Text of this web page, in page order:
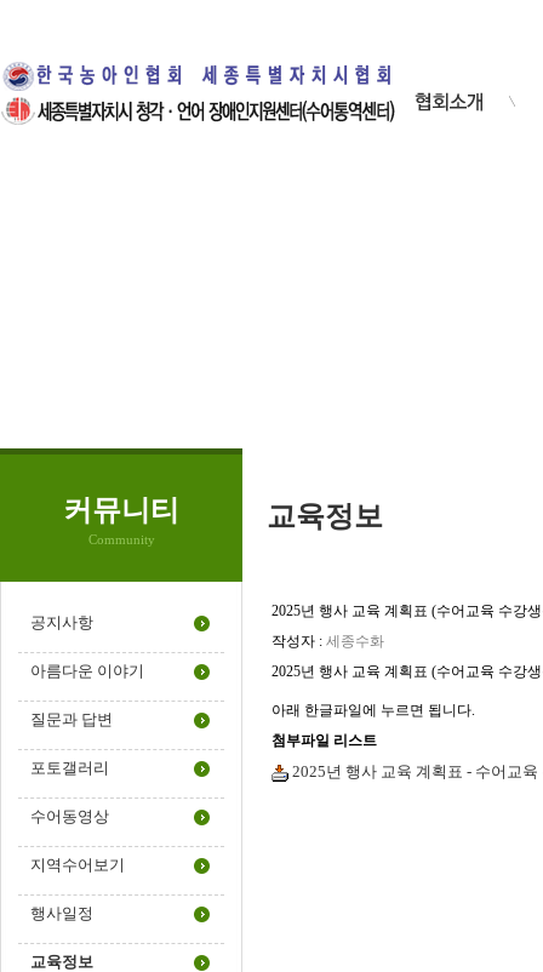
커뮤니티
Community
공지사항
아름다운 이야기
질문과 답변
포토갤러리
수어동영상
지역수어보기
행사일정
교육정보
교육정보
2025년 행사 교육 계획표 (수어교육 수강
작성자 : 세종수화
2025년 행사 교육 계획표 (수어교육 수강
아래 한글파일에 누르면 됩니다.
첨부파일 리스트
2025년 행사 교육 계획표 - 수어교육